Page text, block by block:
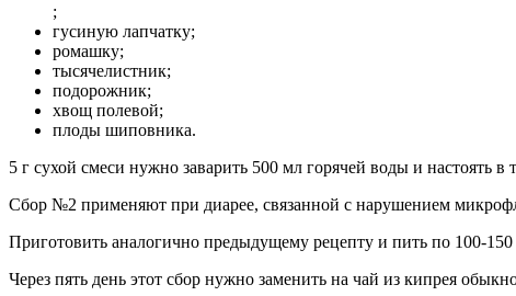
;
гусиную лапчатку;
ромашку;
тысячелистник;
подорожник;
хвощ полевой;
плоды шиповника.
5 г сухой смеси нужно заварить 500 мл горячей воды и настоять
Сбор №2 применяют при диарее, связанной с нарушением
Приготовить аналогично предыдущему рецепту и пить по 100-
Через пять день этот сбор нужно заменить на чай из кипрея